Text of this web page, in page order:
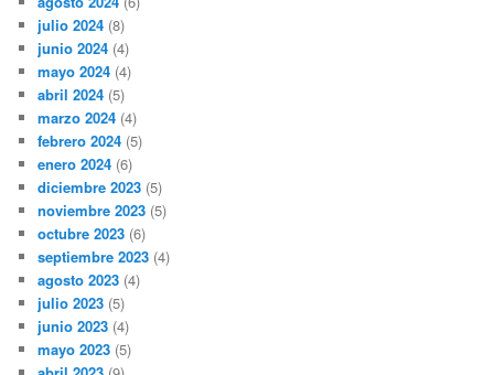
julio 2024 (8)
junio 2024 (4)
mayo 2024 (4)
abril 2024 (5)
marzo 2024 (4)
febrero 2024 (5)
enero 2024 (6)
diciembre 2023 (5)
noviembre 2023 (5)
octubre 2023 (6)
septiembre 2023 (4)
agosto 2023 (4)
julio 2023 (5)
junio 2023 (4)
mayo 2023 (5)